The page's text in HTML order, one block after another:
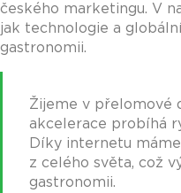
českého marketingu. V
jak technologie a
gastronomii.
Žijeme v přelomové
akcelerace probíhá
Díky internetu
z celého světa, což
gastronomii.